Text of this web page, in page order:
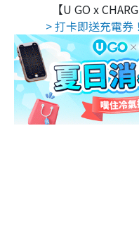
【U GO x
> 打卡即送充電券